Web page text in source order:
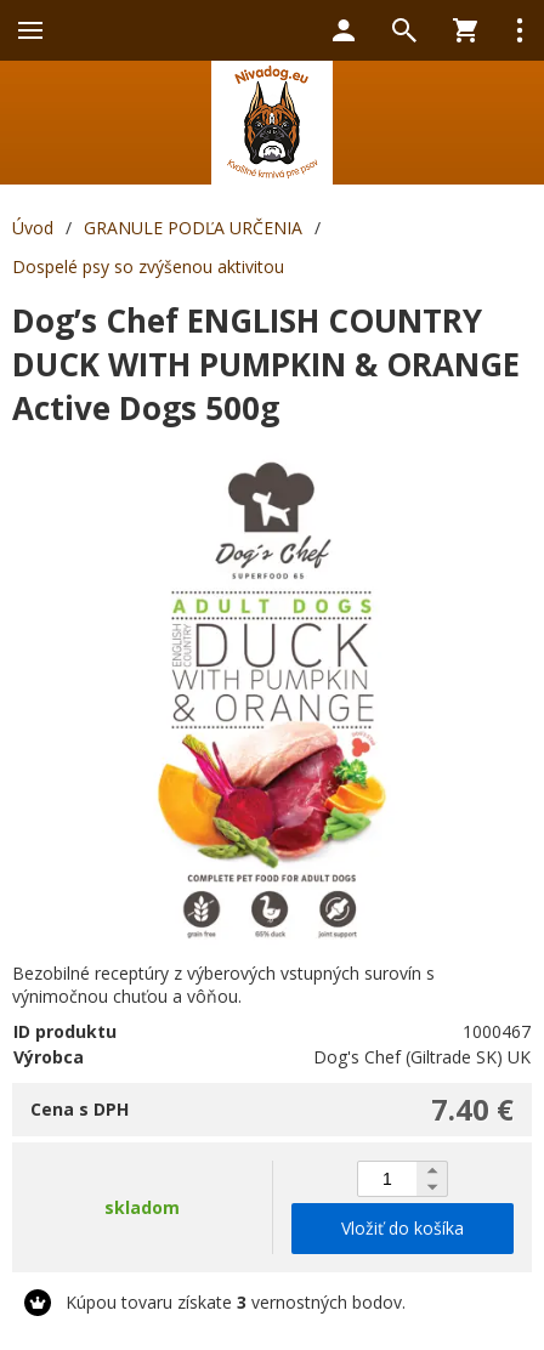
Úvod / GRANULE PODĽA URČENIA /
Dospelé psy so zvýšenou aktivitou
Dog’s Chef ENGLISH COUNTRY
DUCK WITH PUMPKIN & ORANGE
Active Dogs 500g
Bezobilné receptúry z výberových vstupných surovín s
výnimočnou chuťou a vôňou.
ID produktu
1000467
Výrobca
Dog's Chef (Giltrade SK) UK
7.40 €
Cena s DPH
skladom
Vložiť do košíka
Kúpou tovaru získate 3 vernostných bodov.